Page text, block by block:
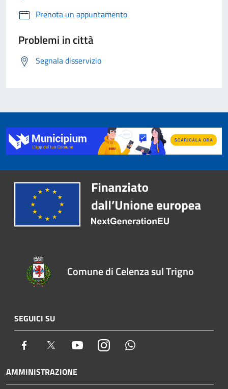
Prenota un appuntamento
Problemi in città
Segnala disservizio
Comune di Celenza sul Trigno
SEGUICI SU
Facebook Twitter YoutubeInstagram
AMMINISTRAZIONE